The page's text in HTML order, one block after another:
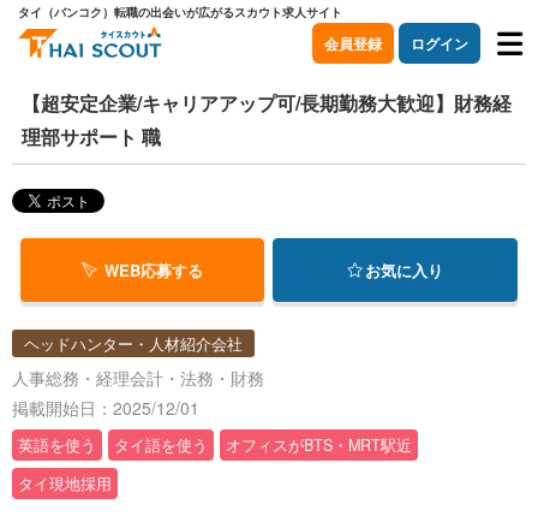
タイ（バンコク）転職の出会いが広がるスカウト求人サイト
会員登録 ログイン
【超安定企業/キャリアアップ可/長期勤務大歓迎】財務経
理部サポート 職
WEB応募する お気に入り
ヘッドハンター・人材紹介会社
人事総務・経理会計・法務・財務
掲載開始日：2025/12/01
英語を使う タイ語を使う
オフィスがBTS・MRT駅近
タイ現地採用